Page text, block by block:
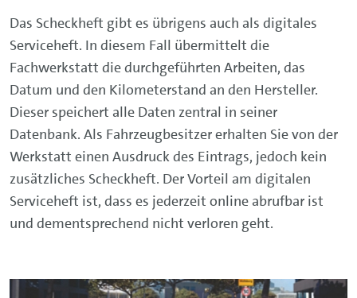
Das Scheckheft gibt es übrigens auch als digitales
Serviceheft. In diesem Fall übermittelt die
Fachwerkstatt die durchgeführten Arbeiten, das
Datum und den Kilometerstand an den Hersteller.
Dieser speichert alle Daten zentral in seiner
Datenbank. Als Fahrzeugbesitzer erhalten Sie von der
Werkstatt einen Ausdruck des Eintrags, jedoch kein
zusätzliches Scheckheft. Der Vorteil am digitalen
Serviceheft ist, dass es jederzeit online abrufbar ist
und dementsprechend nicht verloren geht.